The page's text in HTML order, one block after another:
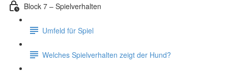
Block 7 – Spielverhalten
Umfeld für Spiel
Welches Spielverhalten zeigt der Hund?